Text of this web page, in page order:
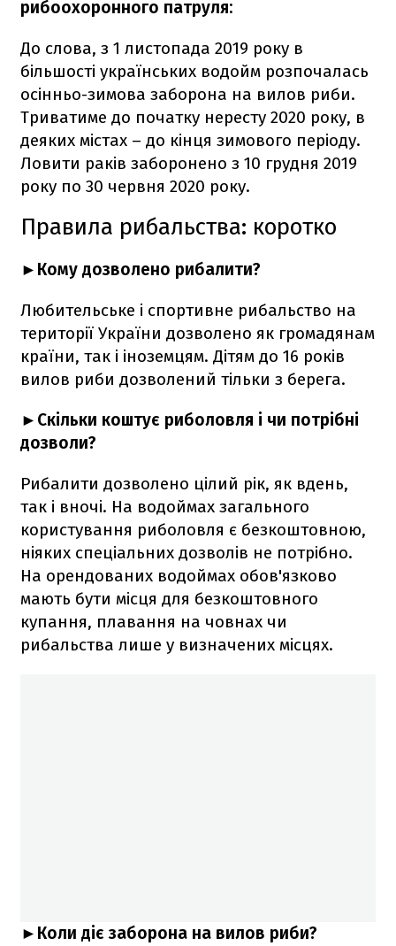
рибоохоронного патруля:
До слова, з 1 листопада 2019 року в
більшості українських водойм розпочалась
осінньо-зимова заборона на вилов риби.
Триватиме до початку нересту 2020 року, в
деяких містах – до кінця зимового періоду.
Ловити раків заборонено з 10 грудня 2019
року по 30 червня 2020 року.
Правила рибальства: коротко
►Кому дозволено рибалити?
Любительське і спортивне рибальство на
території України дозволено як громадянам
країни, так і іноземцям. Дітям до 16 років
вилов риби дозволений тільки з берега.
►Скільки коштує риболовля і чи потрібні
дозволи?
Рибалити дозволено цілий рік, як вдень,
так і вночі. На водоймах загального
користування риболовля є безкоштовною,
ніяких спеціальних дозволів не потрібно.
На орендованих водоймах обов'язково
мають бути місця для безкоштовного
купання, плавання на човнах чи
рибальства лише у визначених місцях.
►Коли діє заборона на вилов риби?